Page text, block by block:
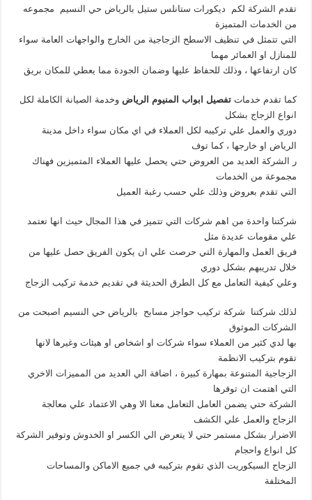
تقدم الشركة لكم ديكورات ستانلس ستيل بالرياض حي النسيم مجموعه
من الخدمات المتميزة
التي تتمثل في تنظيف الاسطح الزجاجية من الخارج والواجهات العامة سواء
للمنازل او العمائر مهما
كان ارتفاعها ، وذلك للحفاظ عليها وضمان الجودة مما يعطي للمكان بريق
كما تقدم خدماتتفصيل ابواب المنيوم الرياض وخدمة الصيانة الكاملة لكل
انواع الزجاج بشكل
دوري والعمل علي تركيبه لكل العملاء في اي مكان سواء داخل مدينة
الرياض او خارجها ، كما توف
ر الشركة العديد من العروض حتي يحصل عليها العملاء المتميزين فهناك
مجموعة من الخدمات
التي تقدم بعروض وذلك علي حسب رغبة العميل
شركتنا واحدة من اهم شركات التي تتميز في هذا المجال حيث انها تعتمد
علي مقومات عديدة مثل
فريق العمل والمهارة التي حرصت علي ان يكون الفريق حصل عليها من
خلال تدريبهم بشكل دوري
وعلي كيفية التعامل مع كل الطرق الحديثة في تقديم خدمة تركيب الزجاج
لذلك شركتنا شركة تركيب حواجز مسابح بالرياض حي النسيم اصبحت من
الشركات الموثوق
بها لدي كثير من العملاء سواء شركات او اشخاص او هيئات وغيرها لانها
تقوم بتركيب الانظمة
الزجاجية المتنوعة بمهارة كبيرة ، اضافة الي العديد من المميزات الاخري
التي اهتمت ان توفرها
الشركة حتي يضمن العامل التعامل معنا الا وهي الاعتماد علي معالجة
الزجاج والعمل علي الكشف
الاضرار بشكل مستمر حتي لا يتعرض الي الكسر او الخدوش وتوفير الشركة
كل انواع واحجام
الزجاج السيكوريت الذي تقوم بتركيبه في جميع الاماكن والمساحات
المختلفة